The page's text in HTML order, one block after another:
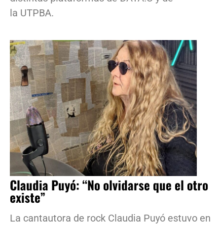
la UTPBA.
Claudia Puyó: “No olvidarse que el otro
existe”
La cantautora de rock Claudia Puyó estuvo en